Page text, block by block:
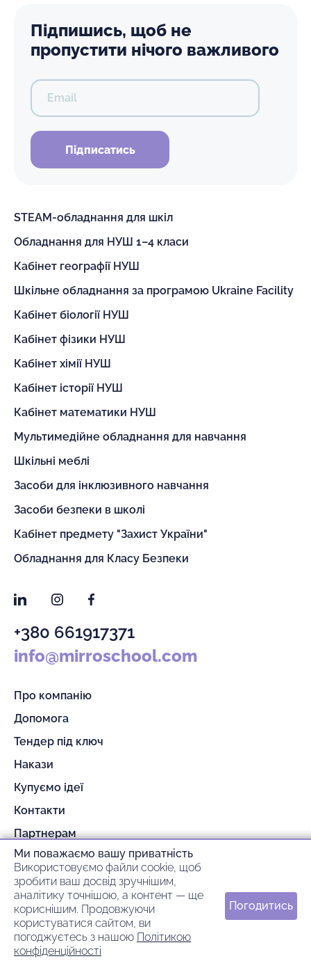
Підпишись, щоб не
пропустити нічого важливого
Email
Підписатись
STEAM-обладнання для шкіл
Обладнання для НУШ 1–4 класи
Кабінет географії НУШ
Шкільне обладнання за програмою Ukraine Facility
Кабінет біології НУШ
Кабінет фізики НУШ
Кабінет хімії НУШ
Кабінет історії НУШ
Кабінет математики НУШ
Мультимедійне обладнання для навчання
Шкільні меблі
Засоби для інклюзивного навчання
Засоби безпеки в школі
Кабінет предмету "Захист України"
Обладнання для Класу Безпеки
LinkedInInstagramFacebook
+380 661917371
info@mirroschool.com
Про компанію
Допомога
Тендер під ключ
Накази
Купуємо ідеї
Контакти
Партнерам
Гарантія та повернення
Оплата та доставка
© 2026 mirroschool
Зроблено вideil.
Ми поважаємо вашу приватність
Використовуємо файли cookie, щоб
зробити ваш досвід зручнішим,
аналітику точнішою, а контент — ще
кориснішим. Продовжуючи
користуватися сайтом, ви
погоджуєтесь з нашою Політикою
конфіденційності
Погодитись